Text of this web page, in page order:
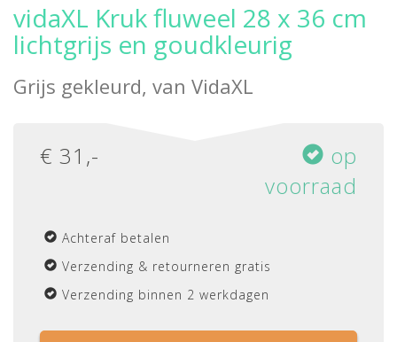
vidaXL Kruk fluweel 28 x 36 cm
lichtgrijs en goudkleurig
Grijs gekleurd, van VidaXL
€ 31 ,-
op
voorraad
Achteraf betalen
Verzending & retourneren gratis
Verzending binnen 2 werkdagen